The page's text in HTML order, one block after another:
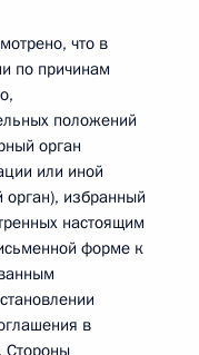
что в
по причинам
положений
орган
или иной
орган), избранный
настоящим
форме к
в
Стороны